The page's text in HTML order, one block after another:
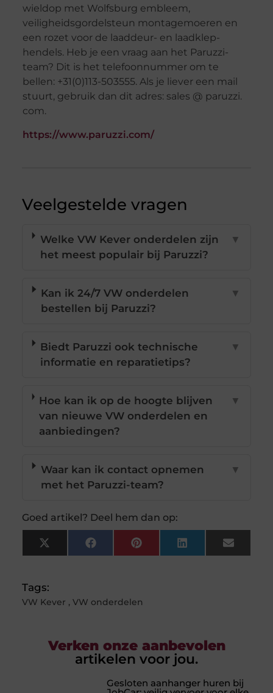
wieldop met Wolfsburg embleem,
veiligheidsgordelsteun montagemoeren en
een rozet voor de laaddeur- en laadklep-
hendels. Heb je een vraag aan het Paruzzi-
team? Dit is het telefoonnummer om te
bellen: +31(0)113-503555. Als je liever een mail
stuurt, gebruik dan dit adres: sales @ paruzzi.
com.
https://www.paruzzi.com/
Veelgestelde vragen
Welke VW Kever onderdelen zijn
het meest populair bij Paruzzi?
▼
Kan ik 24/7 VW onderdelen
bestellen bij Paruzzi?
▼
Biedt Paruzzi ook technische
informatie en reparatietips?
▼
Hoe kan ik op de hoogte blijven
van nieuwe VW onderdelen en
aanbiedingen?
▼
Waar kan ik contact opnemen
met het Paruzzi-team?
▼
Goed artikel? Deel hem dan op:
X
(Twitter)
FacebookPinterestLinkedInEmail
Tags:
VW Kever , VW onderdelen
Verken onze aanbevolen
artikelen voor jou.
Gesloten aanhanger huren bij